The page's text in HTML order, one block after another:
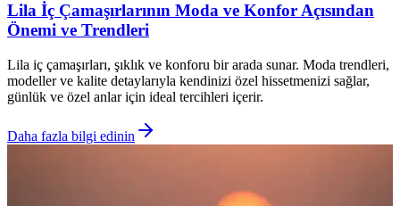
Lila İç Çamaşırlarının Moda ve Konfor Açısından
Önemi ve Trendleri
Lila iç çamaşırları, şıklık ve konforu bir arada sunar. Moda trendleri,
modeller ve kalite detaylarıyla kendinizi özel hissetmenizi sağlar,
günlük ve özel anlar için ideal tercihleri içerir.
Daha fazla bilgi edinin